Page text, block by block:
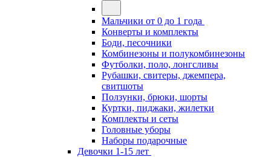
Мальчики от 0 до 1 года
Конверты и комплекты
Боди, песочники
Комбинезоны и полукомбинезоны
Футболки, поло, лонгсливы
Рубашки, свитеры, джемпера,
свитшоты
Ползунки, брюки, шорты
Куртки, пиджаки, жилетки
Комплекты и сеты
Головные уборы
Наборы подарочные
Девочки 1-15 лет